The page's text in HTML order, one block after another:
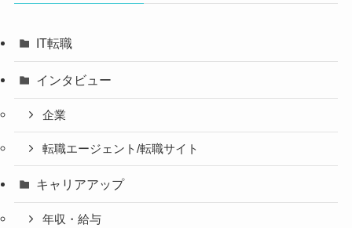
IT転職
インタビュー
企業
転職エージェント/転職サイト
キャリアアップ
年収・給与